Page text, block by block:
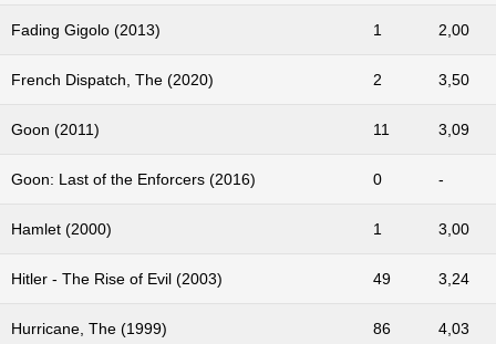
Fading Gigolo (2013) 1 2,00
French Dispatch, The (2020) 2 3,50
Goon (2011) 11 3,09
Goon: Last of the Enforcers (2016) 0 -
Hamlet (2000) 1 3,00
Hitler - The Rise of Evil (2003) 49 3,24
Hurricane, The (1999) 86 4,03